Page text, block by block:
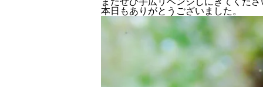
本日もありがとうございました。